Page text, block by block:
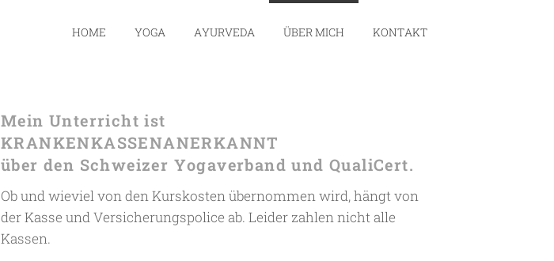
HOME YOGA AYURVEDA ÜBER MICH KONTAKT
Mein Unterricht ist
KRANKENKASSENANERKANNT
über den Schweizer Yogaverband und QualiCert.
Ob und wieviel von den Kurskosten übernommen wird, hängt von
der Kasse und Versicherungspolice ab. Leider zahlen nicht alle
Kassen.